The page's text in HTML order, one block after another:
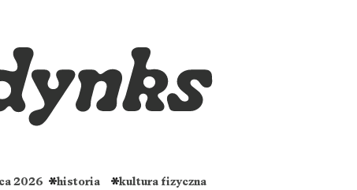
2026 historia kultura fizyczna